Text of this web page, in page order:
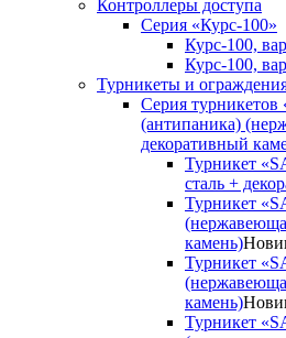
Контроллеры доступа
Серия «Курс-100»
Курс-100,
Курс-100,
Турникеты и
Серия турникетов
(антипаника)
декоративный
Турникет
сталь +
Турникет
камень)
Турникет
камень)
Турникет